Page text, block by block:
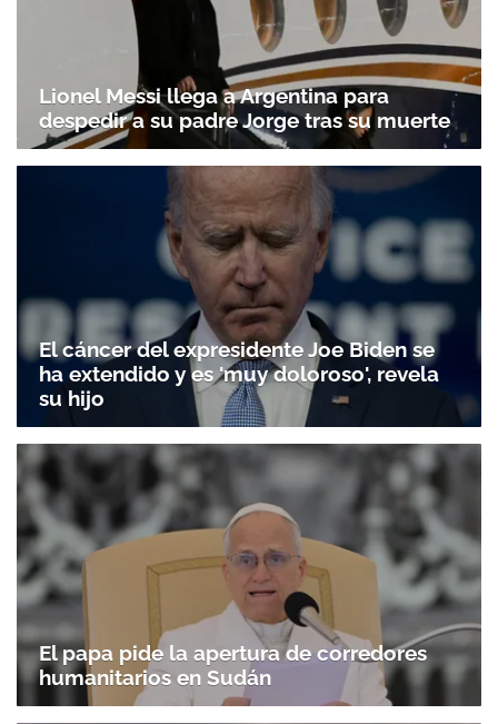
Lionel Messi llega a Argentina para
despedir a su padre Jorge tras su muerte
El cáncer del expresidente Joe Biden se
ha extendido y es 'muy doloroso', revela
su hijo
El papa pide la apertura de corredores
humanitarios en Sudán